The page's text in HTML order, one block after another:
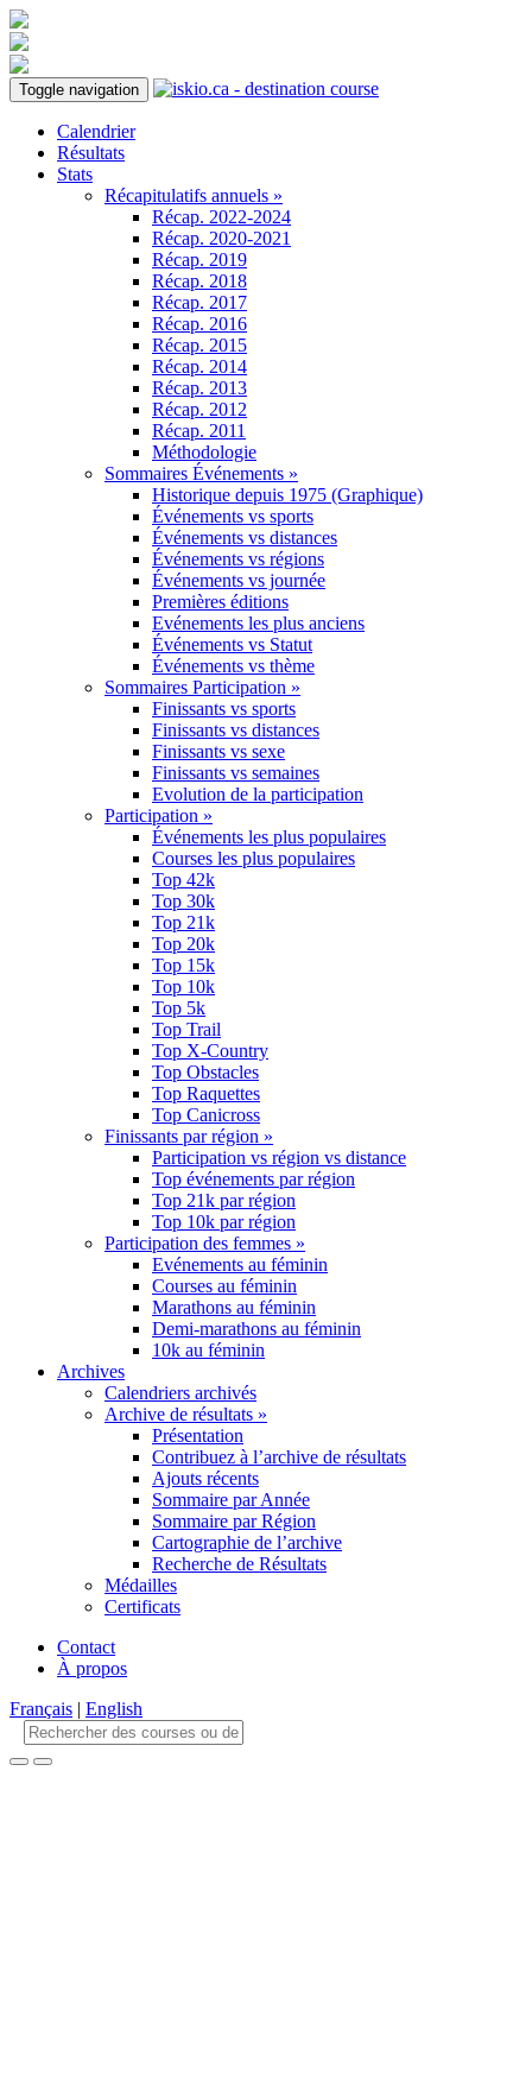
Toggle navigation
Calendrier
Résultats
Stats
Récapitulatifs annuels »
Récap. 2022-2024
Récap. 2020-2021
Récap. 2019
Récap. 2018
Récap. 2017
Récap. 2016
Récap. 2015
Récap. 2014
Récap. 2013
Récap. 2012
Récap. 2011
Méthodologie
Sommaires Événements »
Historique depuis 1975 (Graphique)
Événements vs sports
Événements vs distances
Événements vs régions
Événements vs journée
Premières éditions
Evénements les plus anciens
Événements vs Statut
Événements vs thème
Sommaires Participation »
Finissants vs sports
Finissants vs distances
Finissants vs sexe
Finissants vs semaines
Evolution de la participation
Participation »
Événements les plus populaires
Courses les plus populaires
Top 42k
Top 30k
Top 21k
Top 20k
Top 15k
Top 10k
Top 5k
Top Trail
Top X-Country
Top Obstacles
Top Raquettes
Top Canicross
Finissants par région »
Participation vs région vs distance
Top événements par région
Top 21k par région
Top 10k par région
Participation des femmes »
Evénements au féminin
Courses au féminin
Marathons au féminin
Demi-marathons au féminin
10k au féminin
Archives
Calendriers archivés
Archive de résultats »
Présentation
Contribuez à l’archive de résultats
Ajouts récents
Sommaire par Année
Sommaire par Région
Cartographie de l’archive
Recherche de Résultats
Médailles
Certificats
Contact
À propos
Français | English